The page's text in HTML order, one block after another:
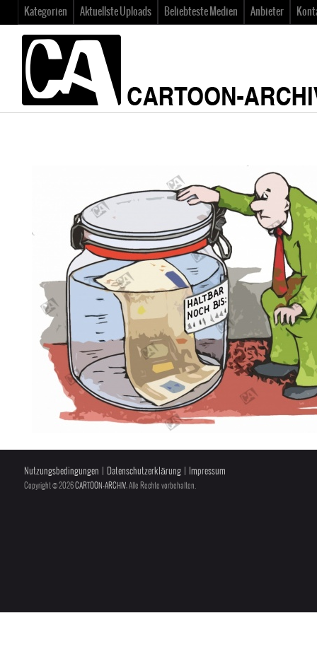
Kategorien Aktuellste Uploads Beliebteste Medien Anbieter
Nutzungsbedingungen Datenschutzerklärung Impressum
Copyright © 2026CARTOON-ARCHIV, Alle Rechte vorbehalten.